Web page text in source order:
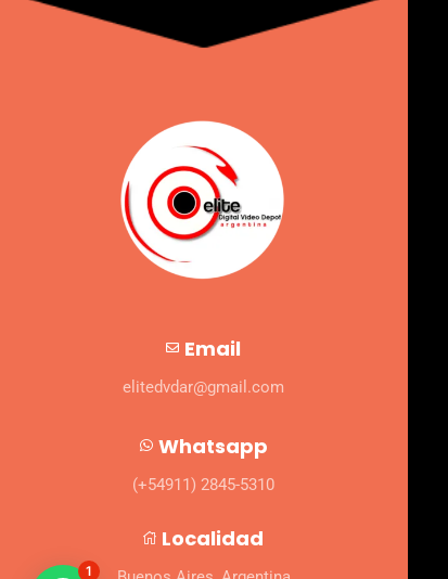
Email
elitedvdar@gmail.com
Whatsapp
(+54911) 2845-5310
Localidad
1